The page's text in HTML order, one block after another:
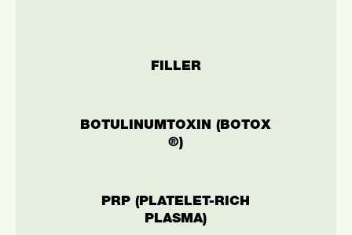
FILLER
BOTULINUMTOXIN (BOTOX
®)
PRP (PLATELET-RICH
PLASMA)